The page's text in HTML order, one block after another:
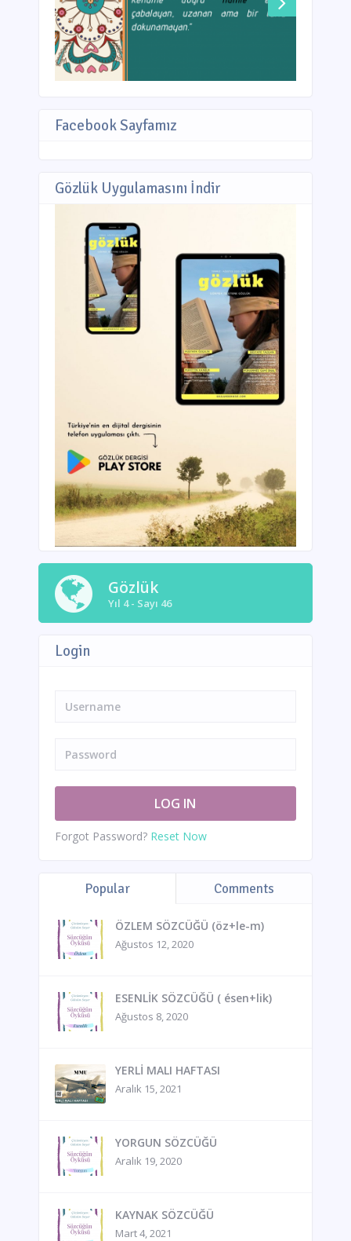
Facebook Sayfamız
Gözlük Uygulamasını İndir
Gözlük
Yıl 4 - Sayı 46
Login
Forgot Password? Reset Now
Popular Comments
ÖZLEM SÖZCÜĞÜ (öz+le-m)
Ağustos 12, 2020
ESENLİK SÖZCÜĞÜ ( ésen+lik)
Ağustos 8, 2020
YERLİ MALI HAFTASI
Aralık 15, 2021
YORGUN SÖZCÜĞÜ
Aralık 19, 2020
KAYNAK SÖZCÜĞÜ
Mart 4, 2021